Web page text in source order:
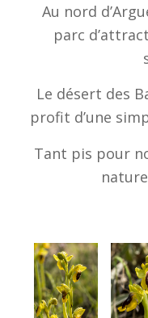
Au nord
parc
Le désert des
profit d’une
Tant pis pour